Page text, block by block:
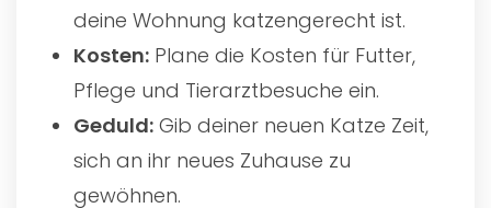
deine Wohnung katzengerecht ist.
Kosten: Plane die Kosten für Futter,
Pflege und Tierarztbesuche ein.
Geduld: Gib deiner neuen Katze Zeit,
sich an ihr neues Zuhause zu
gewöhnen.